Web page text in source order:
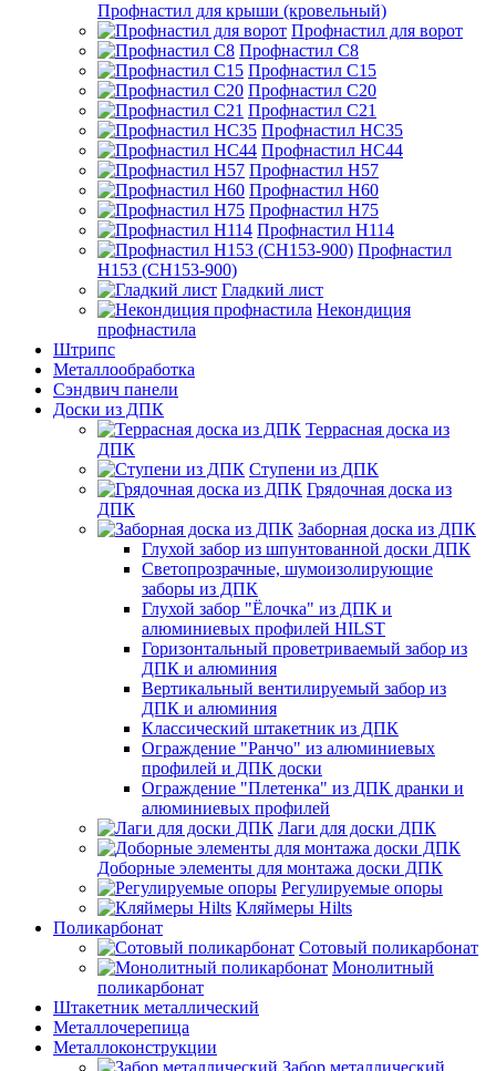
Профнастил для крыши (кровельный)
Профнастил для ворот
Профнастил С8
Профнастил С15
Профнастил С20
Профнастил С21
Профнастил НС35
Профнастил НС44
Профнастил Н57
Профнастил Н60
Профнастил Н75
Профнастил Н114
Профнастил
Н153 (СН153-900)
Гладкий лист
Некондиция
профнастила
Штрипс
Металлообработка
Сэндвич панели
Доски из ДПК
Террасная доска из
ДПК
Ступени из ДПК
Грядочная доска из
ДПК
Заборная доска из ДПК
Глухой забор из шпунтованной доски ДПК
Светопрозрачные, шумоизолирующие
заборы из ДПК
Глухой забор "Ёлочка" из ДПК и
алюминиевых профилей HILST
Горизонтальный проветриваемый забор из
ДПК и алюминия
Вертикальный вентилируемый забор из
ДПК и алюминия
Классический штакетник из ДПК
Ограждение "Ранчо" из алюминиевых
профилей и ДПК доски
Ограждение "Плетенка" из ДПК дранки и
алюминиевых профилей
Лаги для доски ДПК
Доборные элементы для монтажа доски ДПК
Регулируемые опоры
Кляймеры Hilts
Поликарбонат
Сотовый поликарбонат
Монолитный
поликарбонат
Штакетник металлический
Металлочерепица
Металлоконструкции
Забор металлический